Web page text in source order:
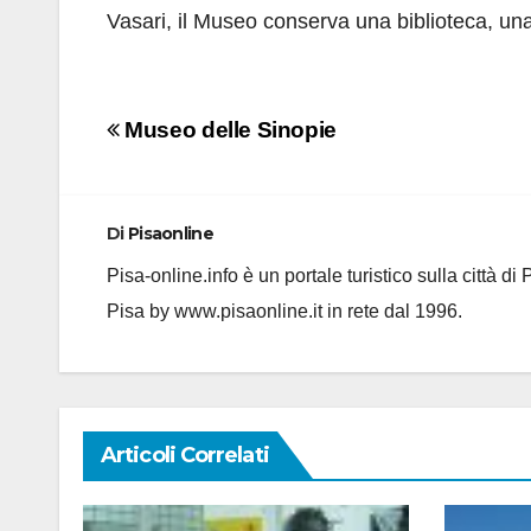
Vasari, il Museo conserva una biblioteca,
Navigazione
Museo delle Sinopie
Di Pisaonline
Pisa-online.info è un portale turistico sulla città di
Pisa by www.pisaonline.it in rete dal 1996.
Articoli Correlati